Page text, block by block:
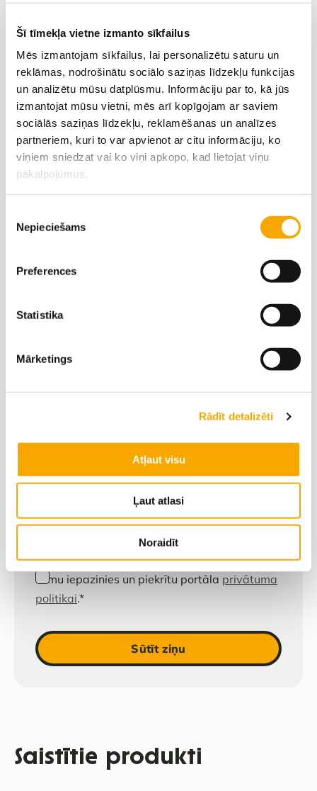
Šī tīmekļa vietne izmanto sīkfailus
Mēs izmantojam sīkfailus, lai personalizētu saturu un
reklāmas, nodrošinātu sociālo saziņas līdzekļu funkcijas
un analizētu mūsu datplūsmu. Informāciju par to, kā jūs
izmantojat mūsu vietni, mēs arī kopīgojam ar saviem
sociālās saziņas līdzekļu, reklamēšanas un analīzes
partneriem, kuri to var apvienot ar citu informāciju, ko
viņiem sniedzat vai ko viņi apkopo, kad lietojat viņu
pakalpojumus.
izvēle
Nepieciešams
Preferences
Statistika
Mārketings
Rādīt detalizēti
Atļaut visu
Ļaut atlasi
Noraidīt
Alvis Vītols
Atbildi vēlos saņemt:
E-pastā
Esmu iepazinies un piekrītu portāla privātuma
politikai.*
Sūtīt ziņu
Saistītie produkti